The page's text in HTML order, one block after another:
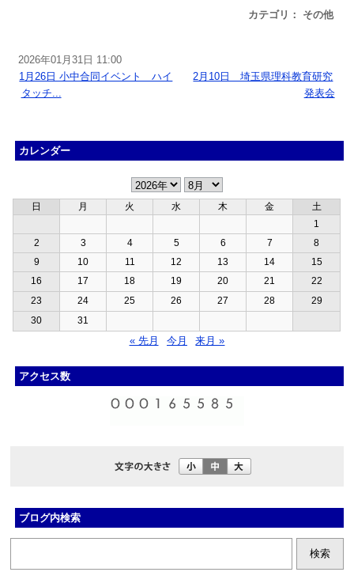
カテゴリ： その他
2026年01月31日 11:00
1月26日 小中合同イベント ハイ
タッチ...
2月10日 埼玉県理科教育研究
発表会
カレンダー
日 月 火 水 木 金
土
1
2
3 4 5 6 7
8
9
10 11 12 13 14
15
16
17 18 19 20 21
22
23
24 25 26 27 28
29
30
31
« 先月 今月 来月 »
アクセス数
ブログ内検索